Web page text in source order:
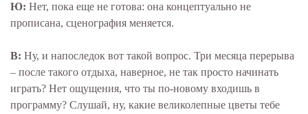
Ю: Нет, пока еще не готова: она концептуально не
прописана, сценография меняется.
В: Ну, и напоследок вот такой вопрос. Три месяца перерыва
– после такого отдыха, наверное, не так просто начинать
играть? Нет ощущения, что ты по-новому входишь в
программу? Слушай, ну, какие великолепные цветы тебе